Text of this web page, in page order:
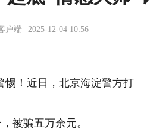
户端 2025-12-04 10:56
！近日，北京海淀警方打
被骗五万余元。